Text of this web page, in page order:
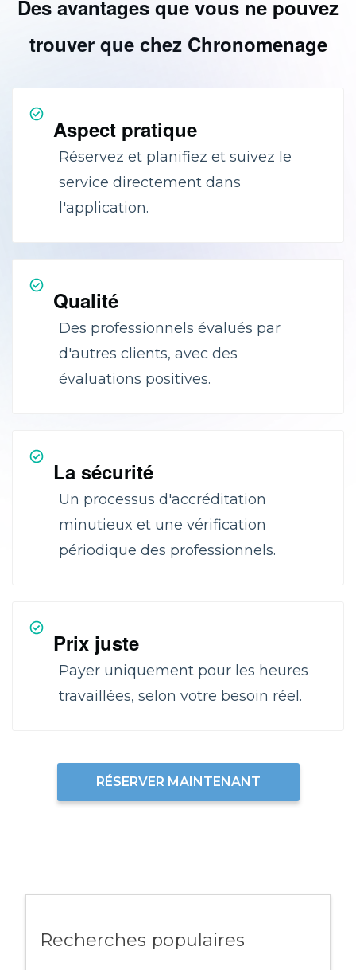
Des avantages que vous ne pouvez
trouver que chez Chronomenage
Aspect pratique
Réservez et planifiez et suivez le
service directement dans
l'application.
Qualité
Des professionnels évalués par
d'autres clients, avec des
évaluations positives.
La sécurité
Un processus d'accréditation
minutieux et une vérification
périodique des professionnels.
Prix juste
Payer uniquement pour les heures
travaillées, selon votre besoin réel.
RÉSERVER MAINTENANT
Recherches populaires